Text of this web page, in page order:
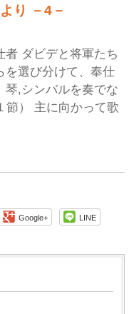
り －4－
者 ダビデと将軍たち
を選び分けて、奉仕
琴,シンバルを奏でな
節） 主に向かって歌
Google+ LINE